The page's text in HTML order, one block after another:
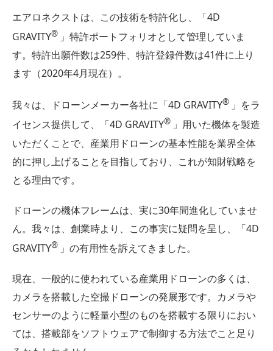
エアロネクストは、この技術を特許化し、「4D
GRAVITY® 」特許ポートフォリオとして管理していま
す。特許出願件数は259件、特許登録件数は41件に上り
ます（2020年4月現在）。
我々は、ドローンメーカー各社に「4D GRAVITY® 」をラ
イセンス提供して、「4D GRAVITY® 」用いた機体を製造
いただくことで、産業用ドローンの基本性能を業界全体
的に押し上げることを目指しており、これが知財戦略を
とる理由です。
ドローンの機体フレームは、実に30年間進化していませ
ん。我々は、創業時より、この事実に疑問を呈し、「4D
GRAVITY® 」の有用性を訴えてきました。
現在、一般的に使われている産業用ドローンの多くは、
カメラを搭載した空撮ドローンの発展形です。カメラや
センサーのように軽量小型のものを搭載する限りにおい
ては、搭載部をソフトウェアで制御する方法でこと足り